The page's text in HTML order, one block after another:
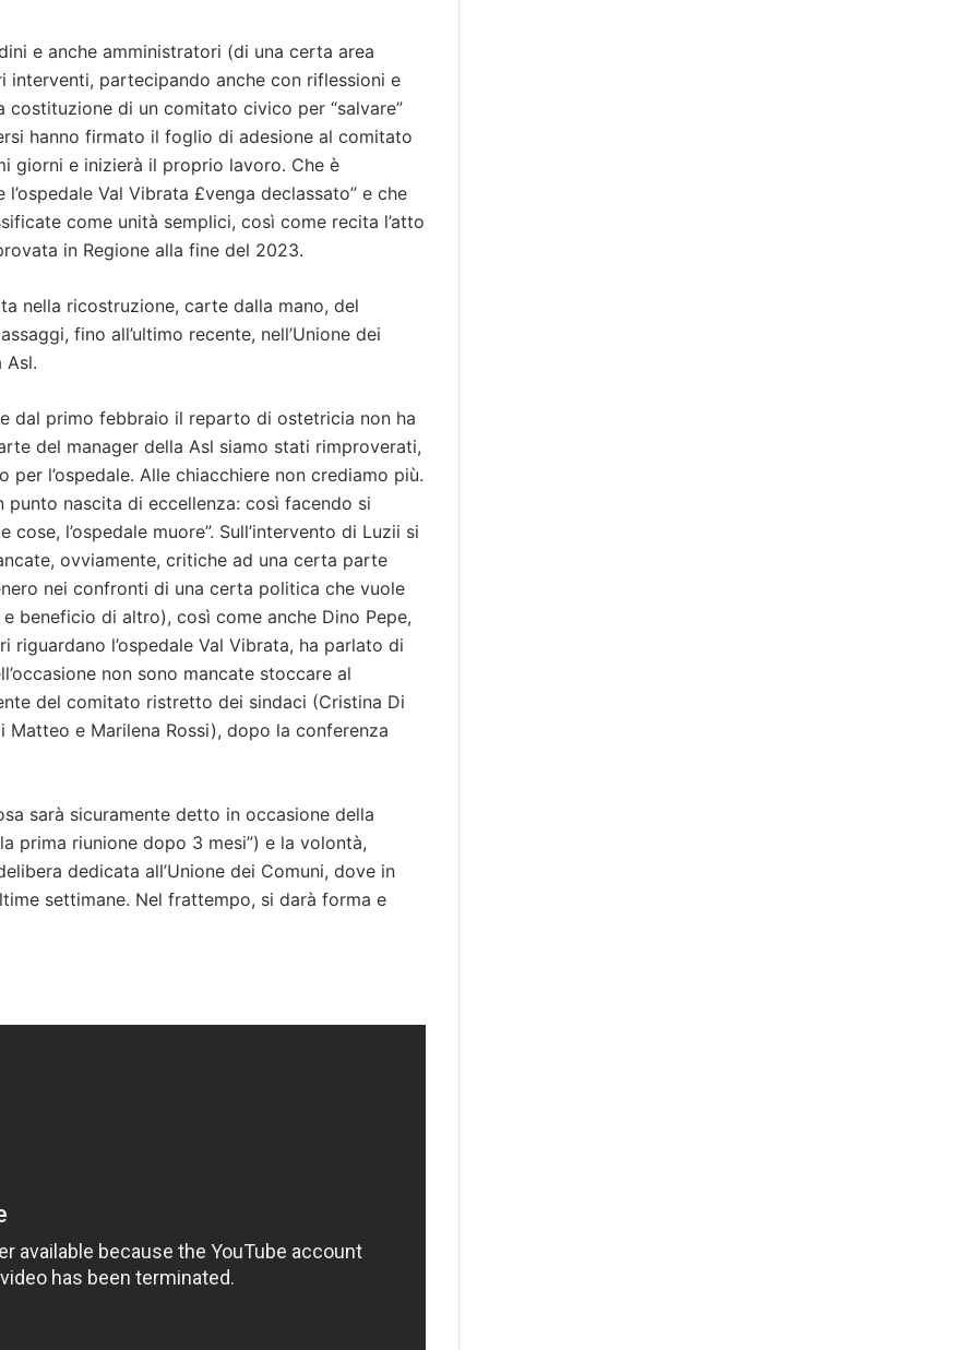
e anche amministratori (di una certa area
partecipando anche con riflessioni e
di un comitato civico per “salvare”
hanno firmato il foglio di adesione al comitato
giorni e inizierà il proprio lavoro. Che è
Val Vibrata £venga declassato” e che
come unità semplici, così come recita l’atto
in Regione alla fine del 2023.
nella ricostruzione, carte dalla mano, del
fino all’ultimo recente, nell’Unione dei
Asl.
dal primo febbraio il reparto di ostetricia non ha
del manager della Asl siamo stati rimproverati,
l’ospedale. Alle chiacchiere non crediamo più.
punto nascita di eccellenza: così facendo si
l’ospedale muore”. Sull’intervento di Luzii si
ovviamente, critiche ad una certa parte
nei confronti di una certa politica che vuole
beneficio di altro), così come anche Dino Pepe,
l’ospedale Val Vibrata, ha parlato di
non sono mancate stoccare al
del comitato ristretto dei sindaci (Cristina Di
e Marilena Rossi), dopo la conferenza
sarà sicuramente detto in occasione della
prima riunione dopo 3 mesi”) e la volontà,
dedicata all’Unione dei Comuni, dove in
settimane. Nel frattempo, si darà forma e